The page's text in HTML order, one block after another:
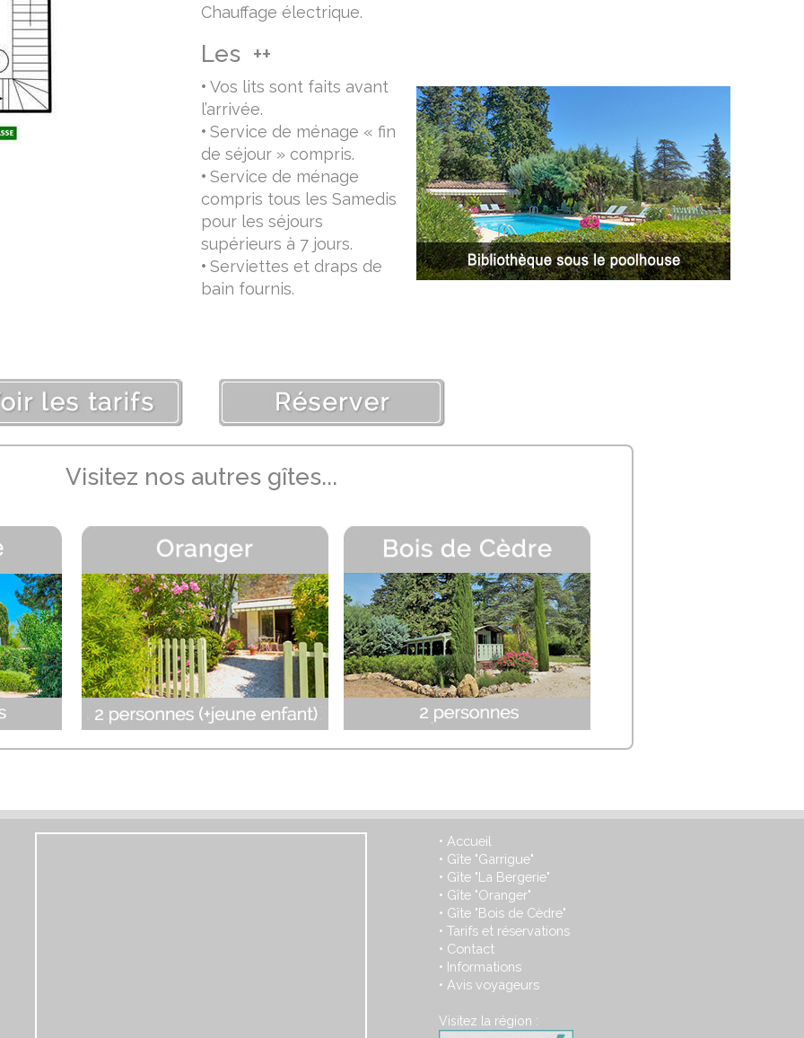
Chauffage électrique.
Les ++
• Vos lits sont faits avant
l’arrivée.
• Service de ménage « fin
de séjour » compris.
• Service de ménage
compris tous les Samedis
pour les séjours
supérieurs à 7 jours.
• Serviettes et draps de
bain fournis.
Visitez nos autres gîtes...
• Accueil
• Gîte "Garrigue"
• Gîte "La Bergerie"
• Gîte "Oranger"
• Gîte "Bois de Cèdre"
• Tarifs et réservations
• Contact
• Informations
• Avis voyageurs
Visitez la région :